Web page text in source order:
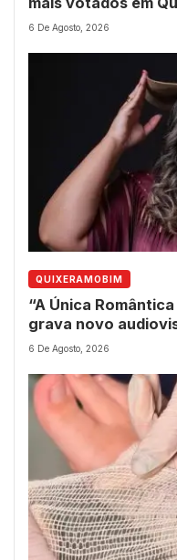
de 2022?
6 De Agosto, 2026
QUIXERAMOBIM
“A Única
grava novo
6 De Agosto, 2026